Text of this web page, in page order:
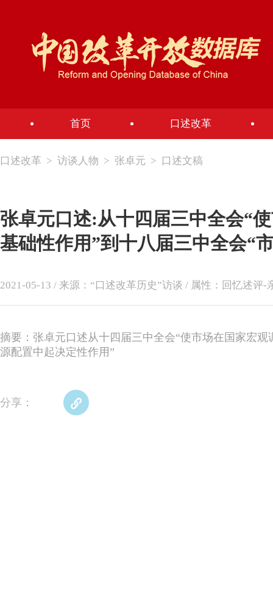
首页 口述改革
口述改革 > 访谈人物 > 张卓元 > 口述文稿
张卓元口述:从十四届三中全会“
基础性作用”到十八届三中全会“
2021-05-13 / 来源：“口述改革历史”访谈 / 属性：回忆述评-
摘要：张卓元口述从十四届三中全会“使市场在国家宏
源配置中起决定性作用”
分享：